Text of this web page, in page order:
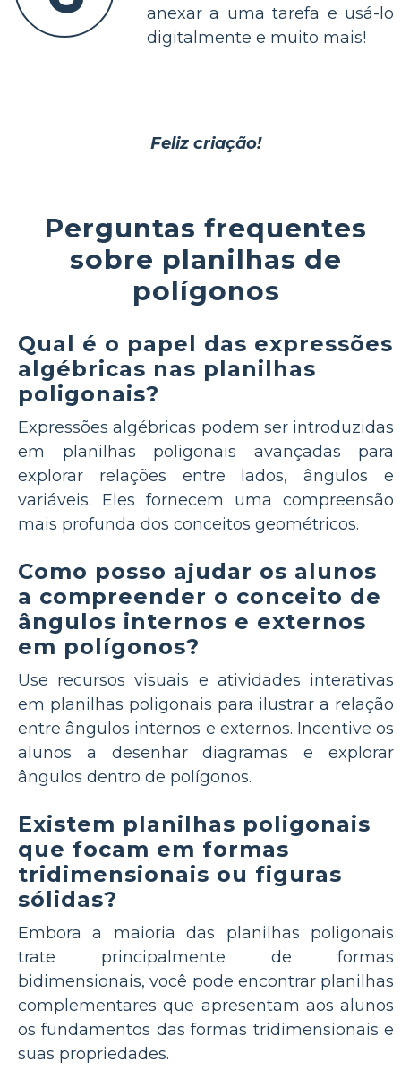
anexar a uma tarefa e usá-lo
digitalmente e muito mais!
Feliz criação!
Perguntas frequentes
sobre planilhas de
polígonos
Qual é o papel das expressões
algébricas nas planilhas
poligonais?
Expressões algébricas podem ser introduzidas
em planilhas poligonais avançadas para
explorar relações entre lados, ângulos e
variáveis. Eles fornecem uma compreensão
mais profunda dos conceitos geométricos.
Como posso ajudar os alunos
a compreender o conceito de
ângulos internos e externos
em polígonos?
Use recursos visuais e atividades interativas
em planilhas poligonais para ilustrar a relação
entre ângulos internos e externos. Incentive os
alunos a desenhar diagramas e explorar
ângulos dentro de polígonos.
Existem planilhas poligonais
que focam em formas
tridimensionais ou figuras
sólidas?
Embora a maioria das planilhas poligonais
trate principalmente de formas
bidimensionais, você pode encontrar planilhas
complementares que apresentam aos alunos
os fundamentos das formas tridimensionais e
suas propriedades.